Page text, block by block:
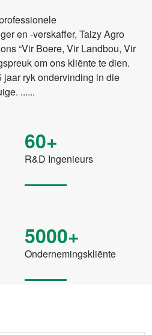
en -verskaffer, Taizy Agro
“Vir Boere, Vir Landbou, Vir
om ons kliënte te dien.
jaar ryk ondervinding in die
......
60+
R&D Ingenieurs
5000+
Ondernemingskliënte